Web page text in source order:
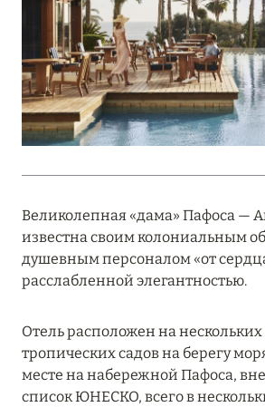
Подробнее
18 мая 2026
THE ST. REGIS MALDIVES
МАНИФЕСТ ЭСТЕТИКИ В
ОКЕАНА
Подробнее
27 апреля 2026
ПОЛНАЯ ПЕРЕЗАГРУЗКА:
Подробнее
20 марта 2026
Великолепная «дама» Пафоса —
известна своим колониальным
душевным персоналом «от
расслабленной элегантностью.
Отель расположен на нескольких
тропических садов на берегу
месте на набережной Пафоса,
список ЮНЕСКО, всего в